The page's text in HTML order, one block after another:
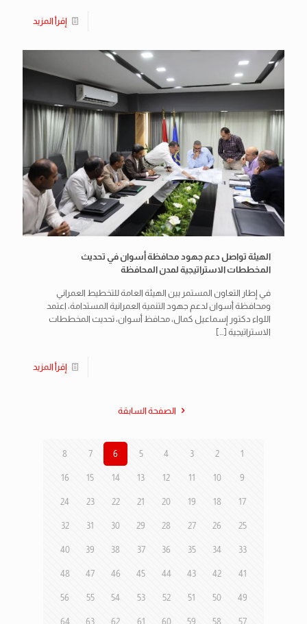
إقرأ المزيد
الهيئة تواصل دعم جهود محافظة أسوان في تحديث
المخططات الاستراتيجية لمدن المحافظة
في إطار التعاون المستمر بين الهيئة العامة للتخطيط العمراني
ومحافظة أسوان لدعم جهود التنمية العمرانية المستدامة، اعتمد
اللواء دكتور إسماعيل كمال، محافظ أسوان، تحديث المخططات
الاستراتيجية […]
إقرأ المزيد
الصفحة السابقة
1
2
3
4
5
6
7
8
9
10
11
12
13
14
15
16
17
18
19
20
21
22
23
24
25
26
27
28
29
30
31
32
33
34
35
36
37
38
39
40
41
42
43
44
45
46
47
48
49
50
51
52
53
54
55
56
57
58
59
60
61
62
63
64